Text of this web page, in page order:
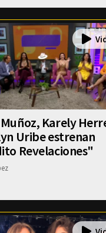
Karely
Uribe estrenan
Revelaciones"